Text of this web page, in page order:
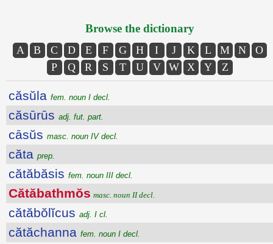
Browse the dictionary
A B C D E F G H I J K L M N
O
P
Q R S T U V W X Y Z
căsŭla fem. noun I decl.
căsūrūs adj. fut. part.
cāsŭs masc. noun IV decl.
căta prep.
cătăbăsis fem. noun III decl.
Cătăbathmŏs masc. noun II decl.
cătăbŏlĭcus adj. I cl.
cătăchanna fem. noun I decl.